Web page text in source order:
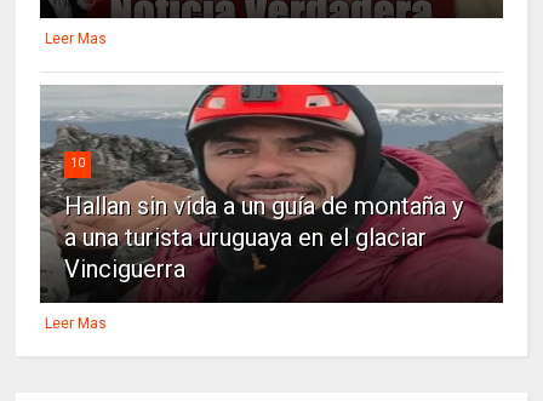
Leer Mas
10
Hallan sin vida a un guía de montaña y
a una turista uruguaya en el glaciar
Vinciguerra
Leer Mas